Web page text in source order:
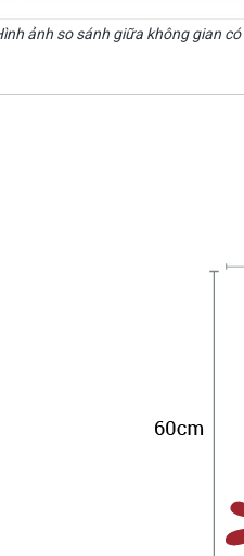
ảnh so sánh giữa không gian